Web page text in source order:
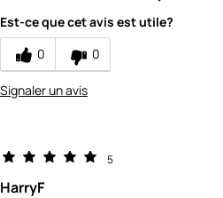
Est-ce que cet avis est utile?
0
0
Signaler un avis
5
HarryF